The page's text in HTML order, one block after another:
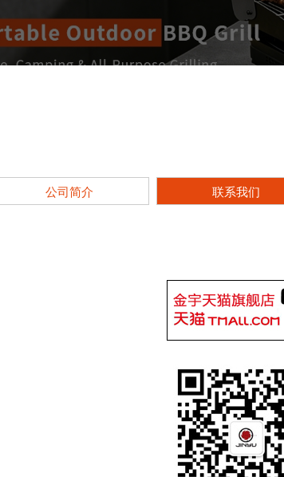
公司简介 联系我们